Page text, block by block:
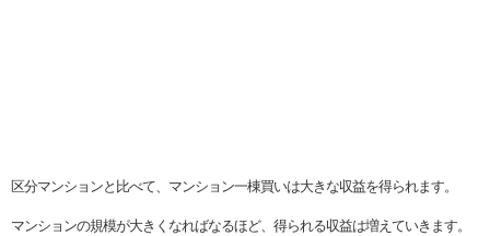
区分マンションと比べて、マンション一棟買いは大きな収益を得られます。
マンションの規模が大きくなればなるほど、得られる収益は増えていきます。